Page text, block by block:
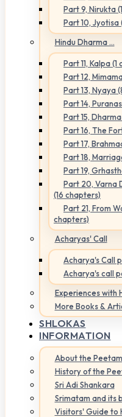
Part 9, Nirukta
Part 10, Jyotisa
Hindu Dharma ...
Part 11, Kalpa
Part 12,
Part 13, Nyaya
Part 14,
Part 15,
Part 16, The
Part 17,
Part 18,
Part 19,
Part 20, Varna
(16 chapters)
Part 21, From
chapters)
Acharyas' Call
Acharya's Call
Acharya's call
Experiences with
More Books &
SHLOKAS
INFORMATION
About the Peetam
History of the
Sri Adi Shankara
Srimatam and its
Visitors' Guide to